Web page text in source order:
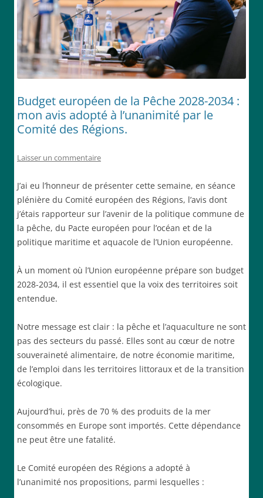
Budget européen de la Pêche 2028-2034 :
mon avis adopté à l’unanimité par le
Comité des Régions.
Laisser un commentaire
J’ai eu l’honneur de présenter cette semaine, en séance
plénière du Comité européen des Régions, l’avis dont
j’étais rapporteur sur l’avenir de la politique commune de
la pêche, du Pacte européen pour l’océan et de la
politique maritime et aquacole de l’Union européenne.
À un moment où l’Union européenne prépare son budget
2028-2034, il est essentiel que la voix des territoires soit
entendue.
Notre message est clair : la pêche et l’aquaculture ne sont
pas des secteurs du passé. Elles sont au cœur de notre
souveraineté alimentaire, de notre économie maritime,
de l’emploi dans les territoires littoraux et de la transition
écologique.
Aujourd’hui, près de 70 % des produits de la mer
consommés en Europe sont importés. Cette dépendance
ne peut être une fatalité.
Le Comité européen des Régions a adopté à
l’unanimité nos propositions, parmi lesquelles :